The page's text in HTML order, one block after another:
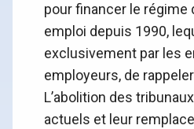
pour financer le régime
emploi depuis 1990,
exclusivement par les
employeurs, de
L’abolition des
actuels et leur